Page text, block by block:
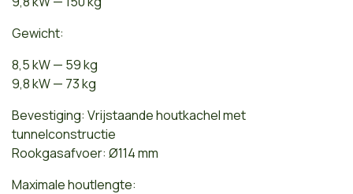
Gewicht:
8,5 kW — 59 kg
9,8 kW — 73 kg
Bevestiging: Vrijstaande houtkachel met
tunnelconstructie
Rookgasafvoer: Ø114 mm
Maximale houtlengte: